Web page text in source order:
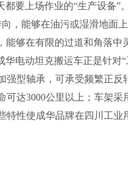
要上场作业的“生产设备”
，能够在油污或湿滑地面
够在有限的过道和角落中
电动坦克搬运车正是针对
型轴承，可承受频繁正反
达3000公里以上；车架采
性使成华品牌在四川工业